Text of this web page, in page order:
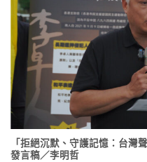
「拒絕沉默、守護記憶：台灣
發言稿／李明哲